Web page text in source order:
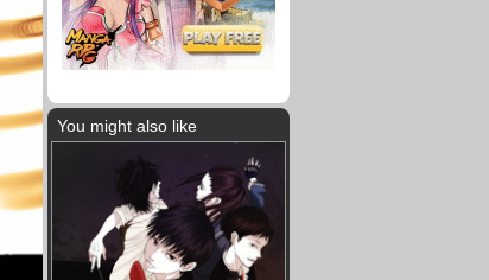
You might also like